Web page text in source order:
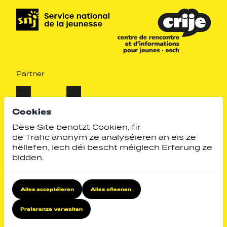
Cookies
Dëse Site benotzt Cookien, fir
de Trafic anonym ze analyséieren an eis ze
hëllefen, Iech déi bescht méiglech Erfarung ze
bidden.
Alles acceptéieren Alles ofleenen
Preferenze verwalten
Partner
Identity by Website by